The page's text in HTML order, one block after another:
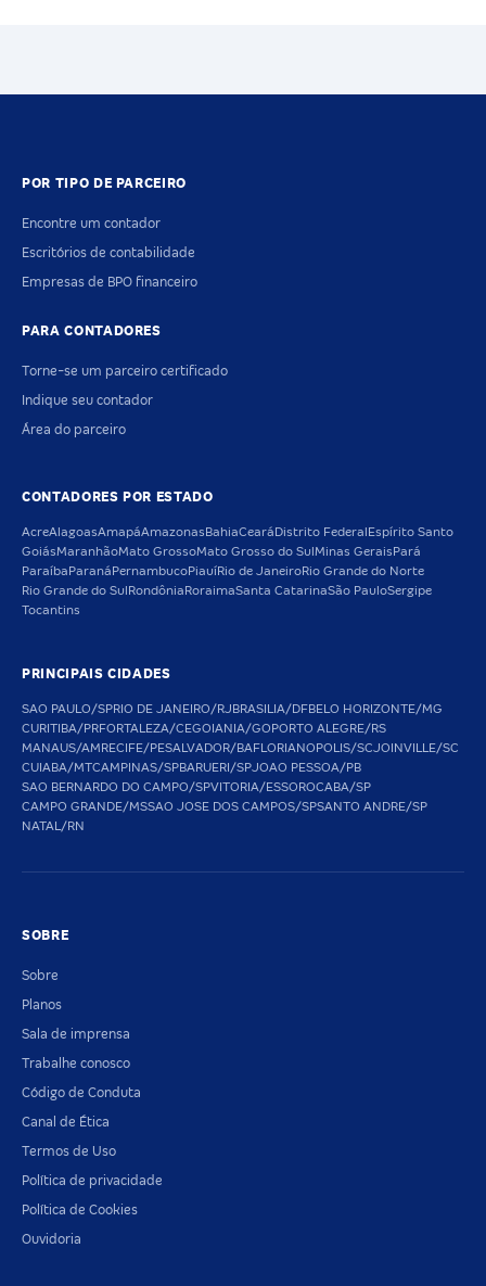
POR TIPO DE PARCEIRO
Encontre um contador
Escritórios de contabilidade
Empresas de BPO financeiro
PARA CONTADORES
Torne-se um parceiro certificado
Indique seu contador
Área do parceiro
CONTADORES POR ESTADO
AcreAlagoasAmapáAmazonas BahiaCeará Distrito Federal Espírito Santo
GoiásMaranhãoMato GrossoMato Grosso do Sul Minas Gerais Pará
Paraíba Paraná PernambucoPiauíRio de JaneiroRio Grande do Norte
Rio Grande do Sul Rondônia RoraimaSanta CatarinaSão PauloSergipe
Tocantins
PRINCIPAIS CIDADES
SAO PAULO/SPRIO DE JANEIRO/RJBRASILIA/DFBELO HORIZONTE/MG
CURITIBA/PRFORTALEZA/CEGOIANIA/GOPORTO ALEGRE/RS
MANAUS/AMRECIFE/PESALVADOR/BAFLORIANOPOLIS/SCJOINVILLE/SC
CUIABA/MTCAMPINAS/SPBARUERI/SPJOAO PESSOA/PB
SAO BERNARDO DO CAMPO/SPVITORIA/ESSOROCABA/SP
CAMPO GRANDE/MSSAO JOSE DOS CAMPOS/SPSANTO ANDRE/SP
NATAL/RN
SOBRE
Sobre
Planos
Sala de imprensa
Trabalhe conosco
Código de Conduta
Canal de Ética
Termos de Uso
Política de privacidade
Política de Cookies
Ouvidoria